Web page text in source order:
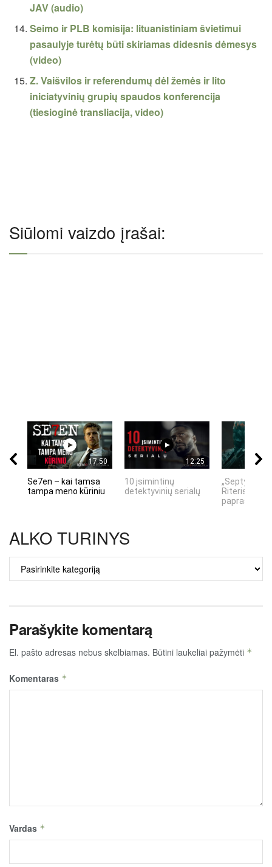
JAV (audio)
Seimo ir PLB komisija: lituanistiniam švietimui
pasaulyje turėtų būti skiriamas didesnis dėmesys
(video)
Z. Vaišvilos ir referendumų dėl žemės ir lito
iniciatyvinių grupių spaudos konferencija
(tiesioginė transliacija, video)
Siūlomi vaizdo įrašai:
17:50
Se7en – kai tamsa
tampa meno kūriniu
12:25
10 įsimintinų
detektyvinių serialų
„Septynių
Riteris" – kai
ALKO TURINYS
ALKO
TURINYS
Parašykite komentarą
El. pašto adresas nebus skelbiamas. Būtini laukeliai pažymėti *
Komentaras *
Vardas *